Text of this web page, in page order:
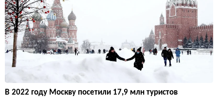
В 2022 году Москву посетили 17,9 млн туристов